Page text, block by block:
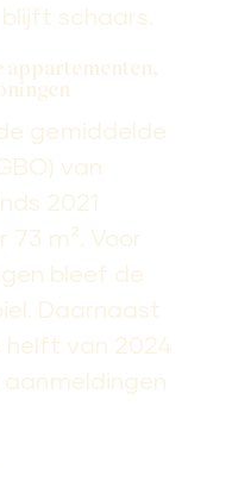
schaars.
appartementen,
gemiddelde
van
2021
m². Voor
bleef de
Daarnaast
helft van 2024